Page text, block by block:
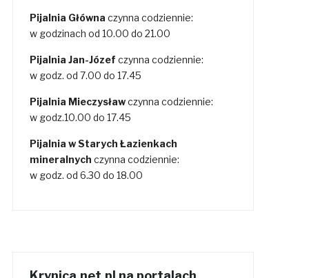
Pijalnia Główna czynna codziennie:
w godzinach od 10.00 do 21.00
Pijalnia Jan-Józef czynna codziennie:
w godz. od 7.00 do 17.45
Pijalnia Mieczysławczynna codziennie:
w godz.10.00 do 17.45
Pijalnia w Starych Łazienkach
mineralnych czynna codziennie:
w godz. od 6.30 do 18.00